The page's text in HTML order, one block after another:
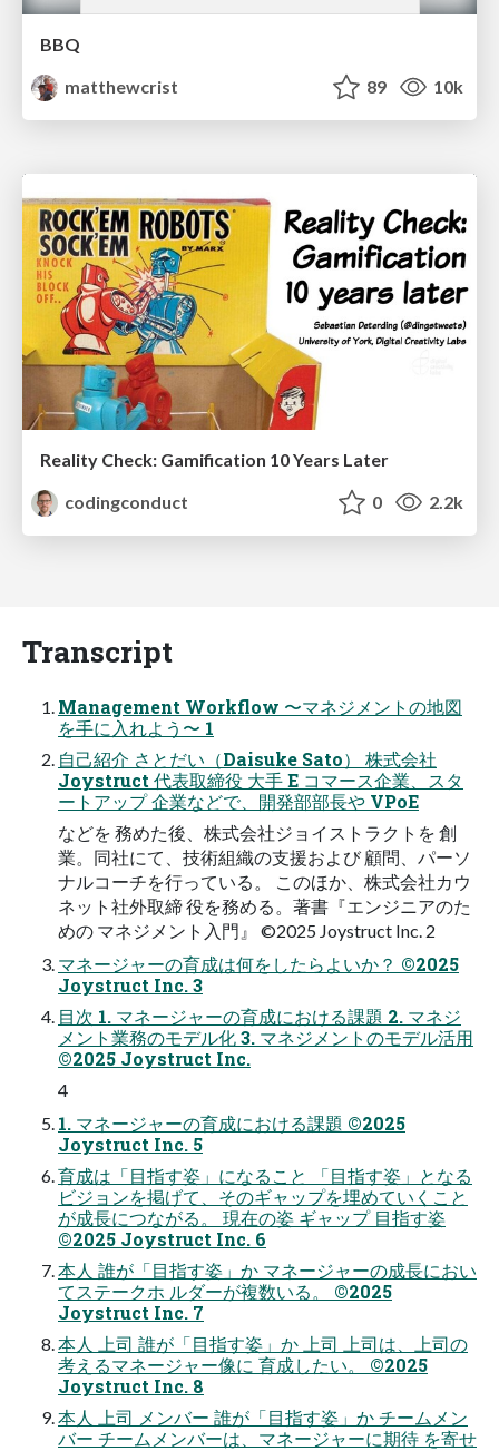
BBQ
matthewcrist
89 10k
Reality Check: Gamification 10 Years Later
codingconduct
0 2.2k
Transcript
Management Workflow 〜マネジメントの地図
を手に入れよう〜 1
自己紹介 さとだい（Daisuke Sato） 株式会社
Joystruct 代表取締役 大手 E コマース企業、スタ
ートアップ 企業などで、開発部部長や VPoE
などを 務めた後、株式会社ジョイストラクトを 創
業。同社にて、技術組織の支援および 顧問、パーソ
ナルコーチを行っている。 このほか、株式会社カウ
ネット社外取締 役を務める。著書『エンジニアのた
めの マネジメント入門』 ©2025 Joystruct Inc. 2
マネージャーの育成は何をしたらよいか？ ©2025
Joystruct Inc. 3
目次 1. マネージャーの育成における課題 2. マネジ
メント業務のモデル化 3. マネジメントのモデル活用
©2025 Joystruct Inc.
4
1. マネージャーの育成における課題 ©2025
Joystruct Inc. 5
育成は「目指す姿」になること 「目指す姿」となる
ビジョンを掲げて、そのギャップを埋めていくこと
が成長につながる。 現在の姿 ギャップ ⽬指す姿
©2025 Joystruct Inc. 6
本⼈ 誰が「目指す姿」か マネージャーの成長におい
てステークホ ルダーが複数いる。 ©2025
Joystruct Inc. 7
本⼈ 上司 誰が「目指す姿」か 上司 上司は、上司の
考えるマネージャー像に 育成したい。 ©2025
Joystruct Inc. 8
本⼈ 上司 メンバー 誰が「目指す姿」か チームメン
バー チームメンバーは、マネージャーに期待 を寄せ